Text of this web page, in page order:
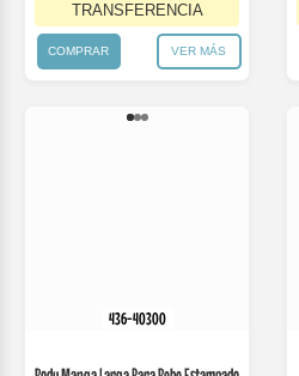
TRANSFERENCIA
COMPRAR VER MÁS
* Comprando 3 o más productos surtidos